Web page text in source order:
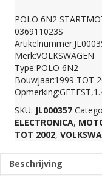
1.4
16V
aantal
POLO 6N2
036911023S
Merk:VOLKSWAGEN
Type:POLO 6N2
Bouwjaar:1999 TOT
SKU: JL000357
ELECTRONICA,
TOT 2002,
Beschrijving